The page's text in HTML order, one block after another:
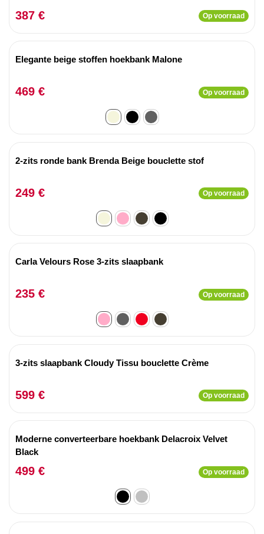
387 € Op voorraad
Elegante beige stoffen hoekbank Malone
469 € Op voorraad
2-zits ronde bank Brenda Beige bouclette stof
249 € Op voorraad
Carla Velours Rose 3-zits slaapbank
235 € Op voorraad
3-zits slaapbank Cloudy Tissu bouclette Crème
599 € Op voorraad
Moderne converteerbare hoekbank Delacroix Velvet
Black
499 € Op voorraad